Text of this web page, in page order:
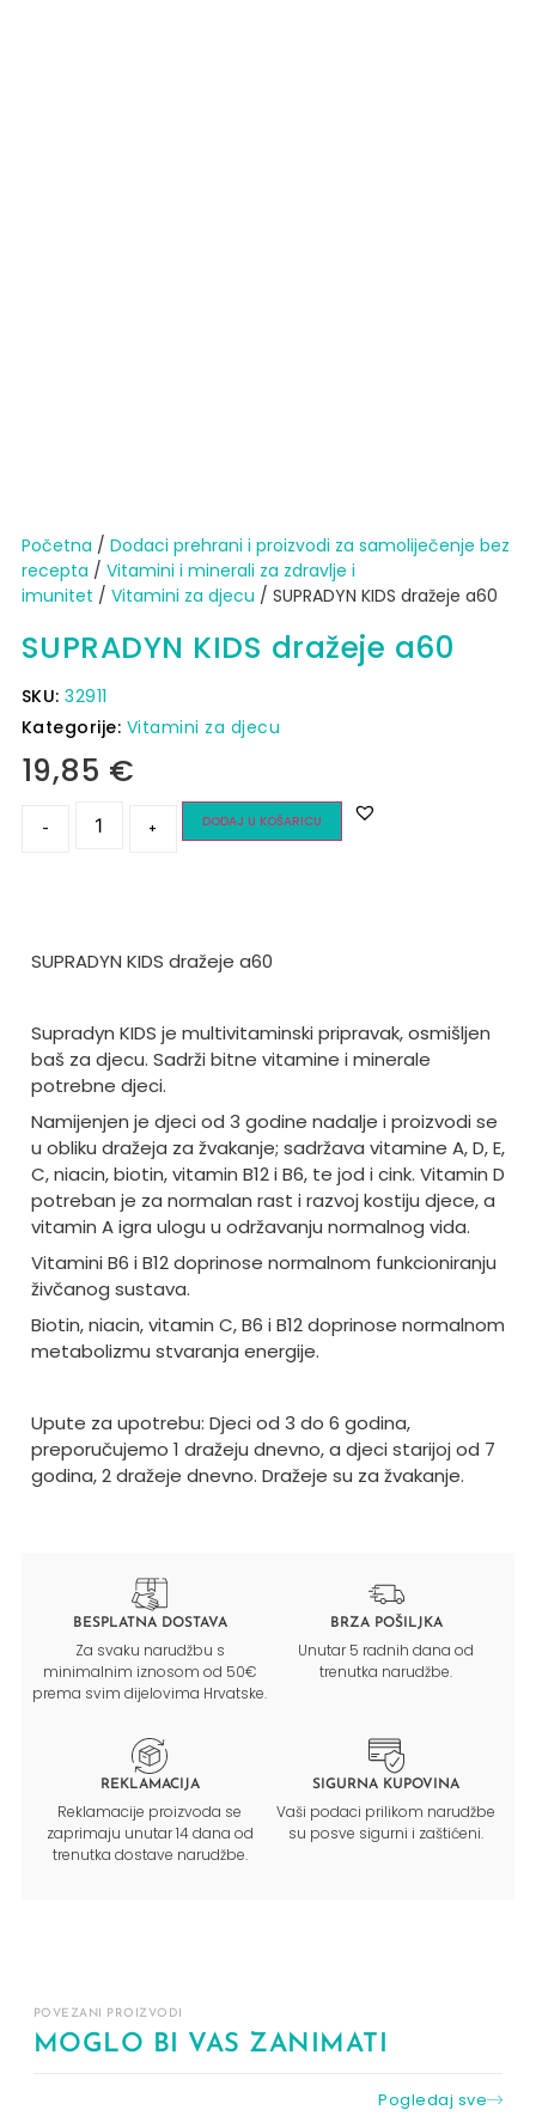
Početna / Dodaci prehrani i proizvodi za samoliječenje bez
recepta / Vitamini i minerali za zdravlje i
imunitet / Vitamini za djecu / SUPRADYN KIDS dražeje a60
SUPRADYN KIDS dražeje a60
SKU:32911
Kategorije: Vitamini za djecu
19,85 €
- + DODAJ U KOŠARICU
SUPRADYN KIDS dražeje a60
Supradyn KIDS je multivitaminski pripravak, osmišljen
baš za djecu. Sadrži bitne vitamine i minerale
potrebne djeci.
Namijenjen je djeci od 3 godine nadalje i proizvodi se
u obliku dražeja za žvakanje; sadržava vitamine A, D, E,
C, niacin, biotin, vitamin B12 i B6, te jod i cink. Vitamin D
potreban je za normalan rast i razvoj kostiju djece, a
vitamin A igra ulogu u održavanju normalnog vida.
Vitamini B6 i B12 doprinose normalnom funkcioniranju
živčanog sustava.
Biotin, niacin, vitamin C, B6 i B12 doprinose normalnom
metabolizmu stvaranja energije.
Upute za upotrebu: Djeci od 3 do 6 godina,
preporučujemo 1 dražeju dnevno, a djeci starijoj od 7
godina, 2 dražeje dnevno. Dražeje su za žvakanje.
BESPLATNA DOSTAVA
Za svaku narudžbu s
minimalnim iznosom od 50€
prema svim dijelovima Hrvatske.
BRZA POŠILJKA
Unutar 5 radnih dana od
trenutka narudžbe.
REKLAMACIJA
Reklamacije proizvoda se
zaprimaju unutar 14 dana od
trenutka dostave narudžbe.
SIGURNA KUPOVINA
Vaši podaci prilikom narudžbe
su posve sigurni i zaštićeni.
POVEZANI PROIZVODI
MOGLO BI VAS ZANIMATI
Pogledaj sve